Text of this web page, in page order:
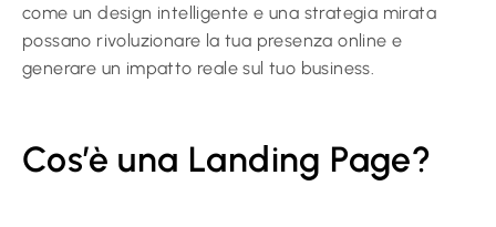
come un design intelligente e una strategia mirata
possano rivoluzionare la tua presenza online e
generare un impatto reale sul tuo business.
Cos’è una Landing Page?